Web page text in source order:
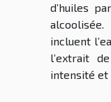
d’huiles
alcoolisée.
incluent
l’extrait
intensité et